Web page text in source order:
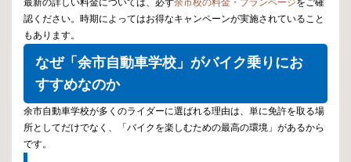
最新の詳しい料金については、必ず余市校の料金・プランページをご確
認ください。時期によってはお得なキャンペーンが実施されていること
もあります。
なぜ「余市自動車学校」がバイク乗りにお
すすめなのか
余市自動車学校が多くのライダーに選ばれる理由は、単に免許を取る場
所としてだけでなく、「バイクを楽しむための最高の環境」があるから
です。